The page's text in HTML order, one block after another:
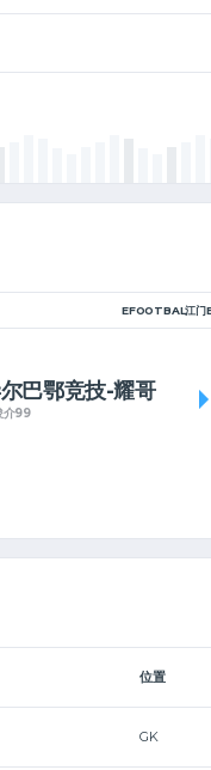
EFOOTBAL江门
巴鄂竞技-耀哥
介99
位置
GK